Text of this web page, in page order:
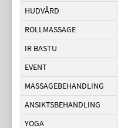
HUDVÅRD
ROLLMASSAGE
IR BASTU
EVENT
MASSAGEBEHANDLING
ANSIKTSBEHANDLING
YOGA